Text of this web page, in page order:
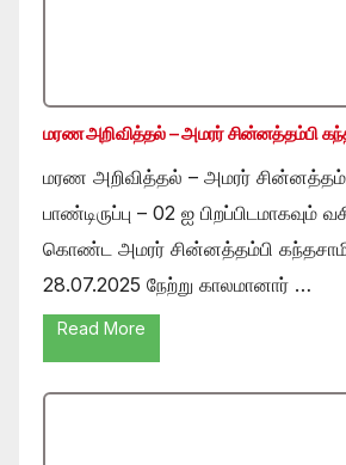
மரண அறிவித்தல் – அமரர் சின்னத்தம்பி
மரண அறிவித்தல் – அமரர்
பாண்டிருப்பு – 02 ஐ பிறப்பிடமாகவும்
கொண்ட அமரர் சின்னத்தம்பி
28.07.2025 நேற்று காலமானார் …
Read More